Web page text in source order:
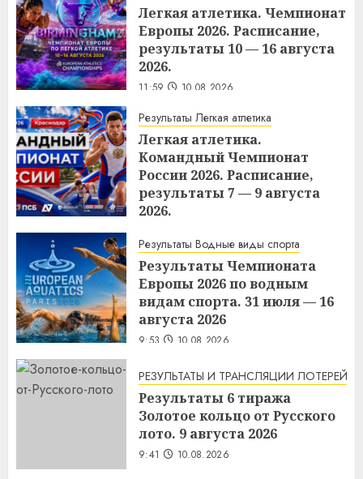
Легкая атлетика. Чемпионат
Европы 2026. Расписание,
результаты 10 — 16 августа
2026.
11:59 10.08.2026
Результаты Легкая атлетика
Легкая атлетика.
Командный Чемпионат
России 2026. Расписание,
результаты 7 — 9 августа
2026.
Результаты Водные виды спорта
Результаты Чемпионата
Европы 2026 по водным
видам спорта. 31 июля — 16
августа 2026
9:53 10.08.2026
РЕЗУЛЬТАТЫ И ТРАНСЛЯЦИИ ЛОТЕРЕЙ
Результаты 6 тиража
Золотое кольцо от Русского
лото. 9 августа 2026
9:41 10.08.2026